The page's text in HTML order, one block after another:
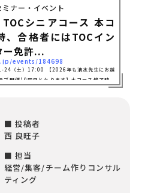
ナー・イベント
シニアコース 本コ
、合格者にはTOCイン
ー免許...
events/184698
（土）17:00 【2026年も清水先生にお越
ブ開催10回目となります】本コース修了時、
提唱した生産管理・改善のための理論体系
ベストセラーとなり、多くの企業でTOCが取
した。しかし、日本...
■ 投稿者
西 良旺子
■ 担当
経営/集客/チーム作りコンサル
ティング